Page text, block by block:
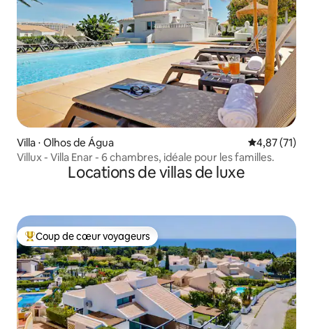
Villa ⋅ Olhos de Água Évaluation
4,87 (71)
Villux - Villa Enar - 6 chambres, idéale pour les familles.
Locations de villas de luxe
Coups de cœur voyageurs les plus appréciés
Coup de cœur voyageurs